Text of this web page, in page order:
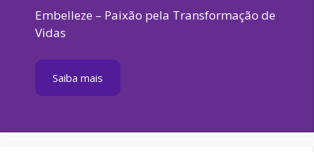
Embelleze – Paixão pela Transformação de
Vidas
Saiba mais